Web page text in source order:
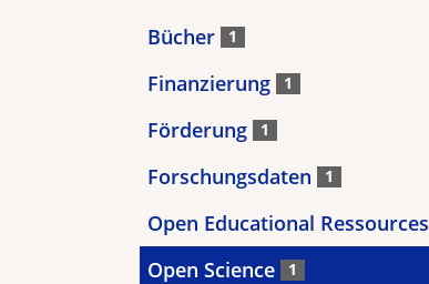
Bücher 1
Finanzierung 1
Förderung 1
Forschungsdaten 1
Open Educational Ressources
Open Science 1